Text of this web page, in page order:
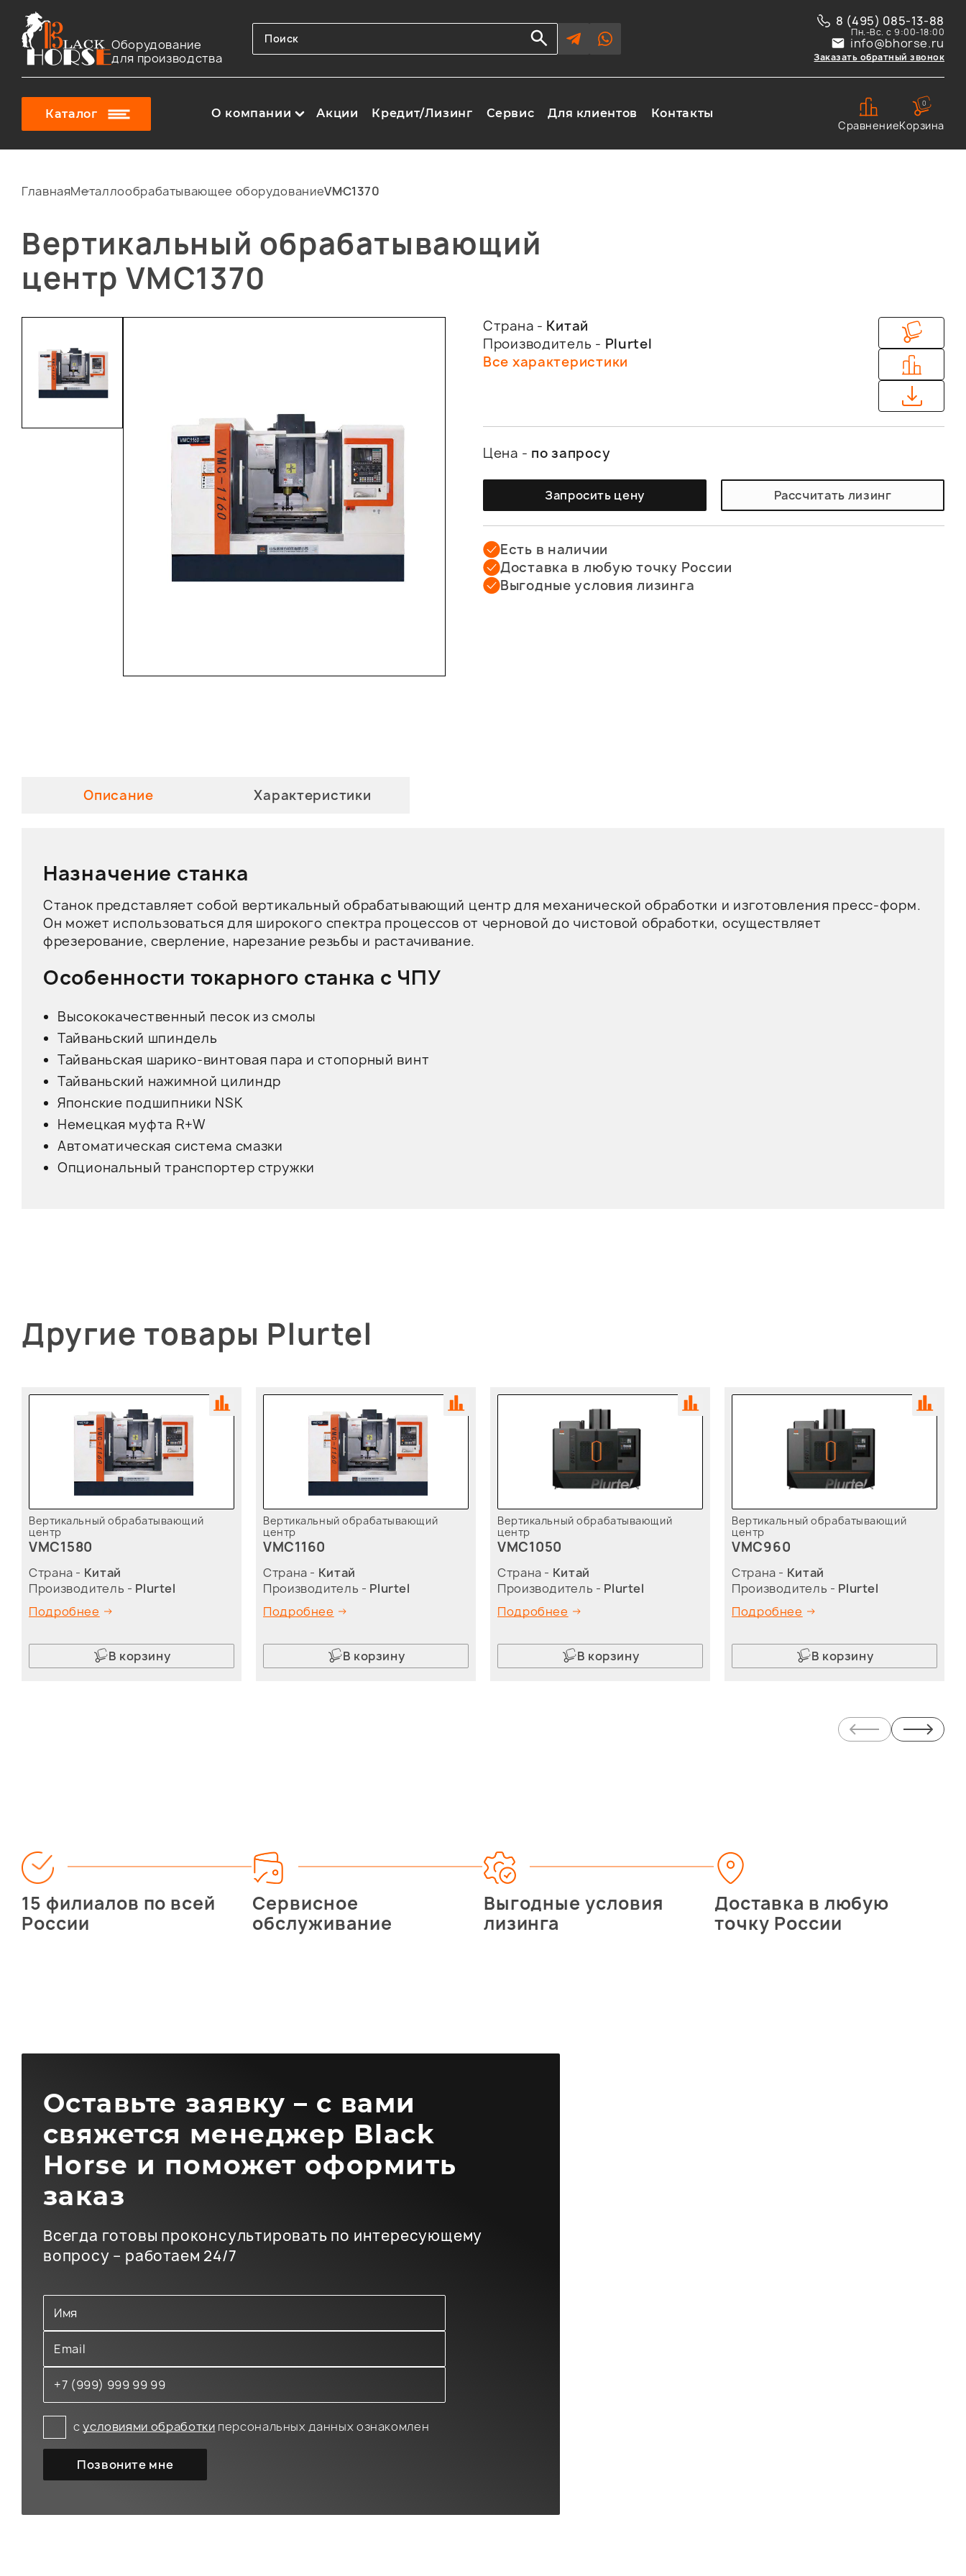
Оборудование
для производства
8 (495) 085-13-88
Пн.-Вс. с 9:00-18:00
info@bhorse.ru
Заказать обратный звонок
Каталог О компании Акции Кредит/Лизинг Сервис Для клиентов
Контакты
Сравнение
0
Корзина
ГлавнаяМеталлообрабатывающее оборудованиеVMC1370
Вертикальный обрабатывающий
центр VMC1370
Страна - Китай
Производитель - Plurtel
Все характеристики
Цена - по запросу
Запросить цену Рассчитать лизинг
Есть в наличии
Доставка в любую точку России
Выгодные условия лизинга
Описание Характеристики
Назначение станка
Станок представляет собой вертикальный обрабатывающий центр для механической обработки и изготовления пресс-форм.
Он может использоваться для широкого спектра процессов от черновой до чистовой обработки, осуществляет
фрезерование, сверление, нарезание резьбы и растачивание.
Особенности токарного станка с ЧПУ
Высококачественный песок из смолы
Тайваньский шпиндель
Тайваньская шарико-винтовая пара и стопорный винт
Тайваньский нажимной цилиндр
Японские подшипники NSK
Немецкая муфта R+W
Автоматическая система смазки
Опциональный транспортер стружки
Другие товары Plurtel
Вертикальный обрабатывающий
центр
VMC1580
Страна - Китай
Производитель - Plurtel
Подробнее
В корзину
Вертикальный обрабатывающий
центр
VMC1160
Страна - Китай
Производитель - Plurtel
Подробнее
В корзину
Вертикальный обрабатывающий
центр
VMC1050
Страна - Китай
Производитель - Plurtel
Подробнее
В корзину
Вертикальный обрабатывающий
центр
VMC960
Страна - Китай
Производитель - Plurtel
Подробнее
В корзину
15 филиалов по всей
России
Сервисное
обслуживание
Выгодные условия
лизинга
Доставка в любую
точку России
Оставьте заявку – с вами
свяжется менеджер Black
Horse и поможет оформить
заказ
Всегда готовы проконсультировать по интересующему
вопросу – работаем 24/7
сусловиями обработки персональных данных ознакомлен